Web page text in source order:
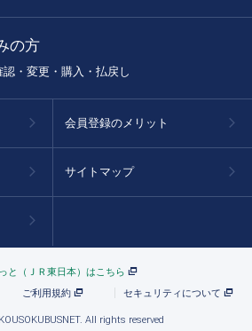
の方
・変更・購入・払戻し
会員登録のメリット
サイトマップ
と（ＪＲ東日本）はこちら
ご利用規約 セキュリティについて
All rights reserved